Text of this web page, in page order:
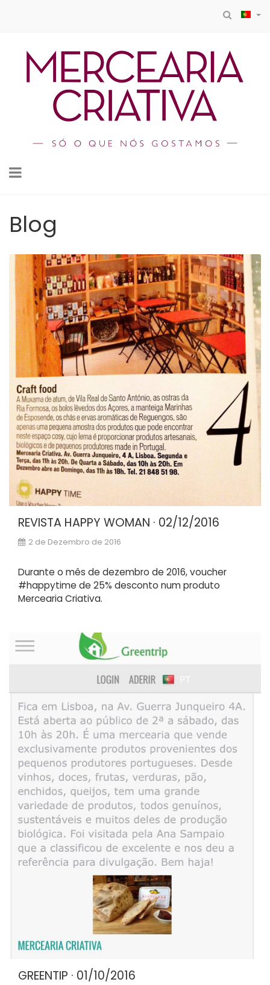
Toggle
Blog
REVISTA HAPPY WOMAN · 02/12/2016
2 de Dezembro de 2016
Durante o mês de dezembro de 2016, voucher
#happytime de 25% desconto num produto
Mercearia Criativa.
GREENTIP · 01/10/2016